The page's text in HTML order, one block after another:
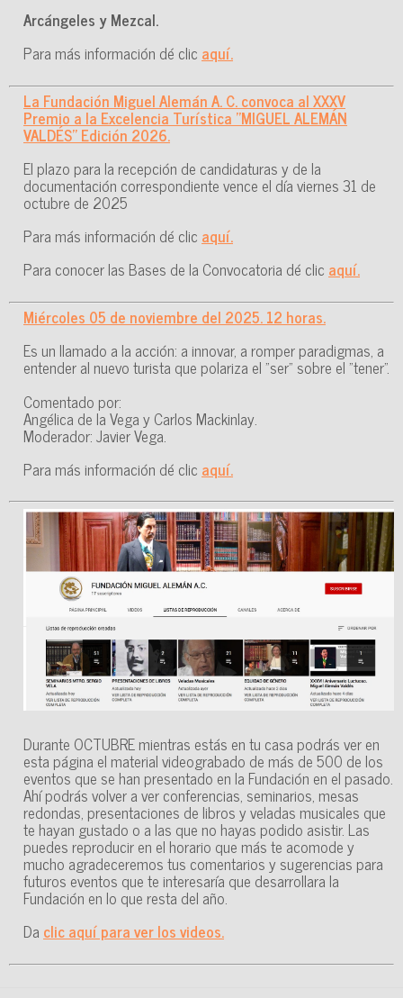
General Miguel Alemán González
Arcángeles y Mezcal.
Para más información dé clic aquí.
La Fundación Miguel Alemán A. C. convoca al XXXV
Premio a la Excelencia Turística "MIGUEL ALEMÁN
VALDÉS" Edición 2026.
El plazo para la recepción de candidaturas y de la
documentación correspondiente vence el día viernes 31 de
octubre de 2025
Para más información dé clic aquí.
Para conocer las Bases de la Convocatoria dé clic aquí.
Miércoles 05 de noviembre del 2025. 12 horas.
Es un llamado a la acción: a innovar, a romper paradigmas, a
entender al nuevo turista que polariza el "ser" sobre el "tener".
Comentado por:
Angélica de la Vega y Carlos Mackinlay.
Moderador: Javier Vega.
Para más información dé clic aquí.
Durante OCTUBRE mientras estás en tu casa podrás ver en
esta página el material videograbado de más de 500 de los
eventos que se han presentado en la Fundación en el pasado.
Ahí podrás volver a ver conferencias, seminarios, mesas
redondas, presentaciones de libros y veladas musicales que
te hayan gustado o a las que no hayas podido asistir. Las
puedes reproducir en el horario que más te acomode y
mucho agradeceremos tus comentarios y sugerencias para
futuros eventos que te interesaría que desarrollara la
Fundación en lo que resta del año.
Da clic aquí para ver los videos.